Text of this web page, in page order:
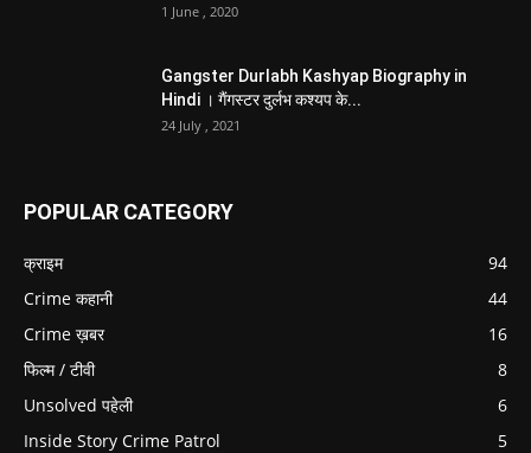
1 June , 2020
Gangster Durlabh Kashyap Biography in
Hindi । गैंगस्टर दुर्लभ कश्यप के...
24 July , 2021
POPULAR CATEGORY
क्राइम
94
Crime कहानी
44
Crime ख़बर
16
फिल्म / टीवी
8
Unsolved पहेली
6
Inside Story Crime Patrol
5